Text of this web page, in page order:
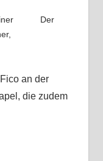
Der
,
an der
die zudem